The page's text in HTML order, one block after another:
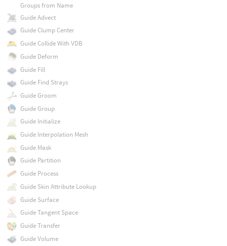
Groups from Name
Guide Advect
Guide Clump Center
Guide Collide With VDB
Guide Deform
Guide Fill
Guide Find Strays
Guide Groom
Guide Group
Guide Initialize
Guide Interpolation Mesh
Guide Mask
Guide Partition
Guide Process
Guide Skin Attribute Lookup
Guide Surface
Guide Tangent Space
Guide Transfer
Guide Volume